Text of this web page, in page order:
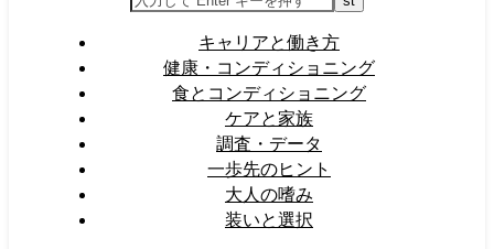
キャリアと働き方
健康・コンディショニング
食とコンディショニング
ケアと家族
調査・データ
一歩先のヒント
大人の嗜み
装いと選択